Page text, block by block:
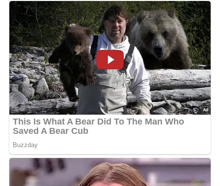
Räuchermakrelen
Die geräucherten Makrelen von Haut und Gräten
befreien und die Filets würfeln.
Eier und Tomaten in Scheiben schneiden.
Den feingehackten Dill mit der Joghurt-Mayonnaise
vermischen.
ln eine Glossehole schichtweise Makrelenwürfel,
Tomaten-, Eischeiben und Joghurt-Kräuter-Mayonnaise
geben.
Mit Zitronensaft und einer Prise Zucker abschmecken.
Auf Salatblättern anrichten.
Kennst du schon unser tolles DDR-Quiz?Was weißt du
noch alles über die DDR?Teste dein Wissen jetzt!